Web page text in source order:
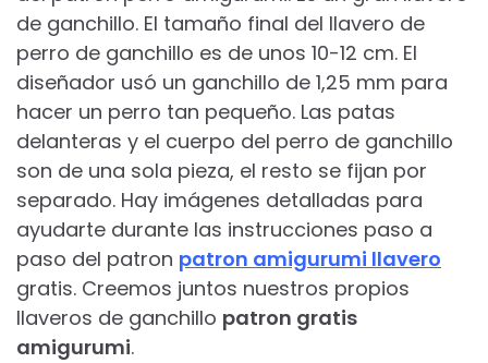
de ganchillo. El tamaño final del llavero de
perro de ganchillo es de unos 10-12 cm. El
diseñador usó un ganchillo de 1,25 mm para
hacer un perro tan pequeño. Las patas
delanteras y el cuerpo del perro de ganchillo
son de una sola pieza, el resto se fijan por
separado. Hay imágenes detalladas para
ayudarte durante las instrucciones paso a
paso del patron patron amigurumi llavero
gratis. Creemos juntos nuestros propios
llaveros de ganchillo patron gratis
amigurumi.